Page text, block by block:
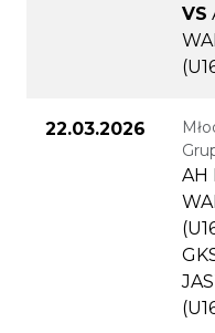
VS
22.03.2026
AH